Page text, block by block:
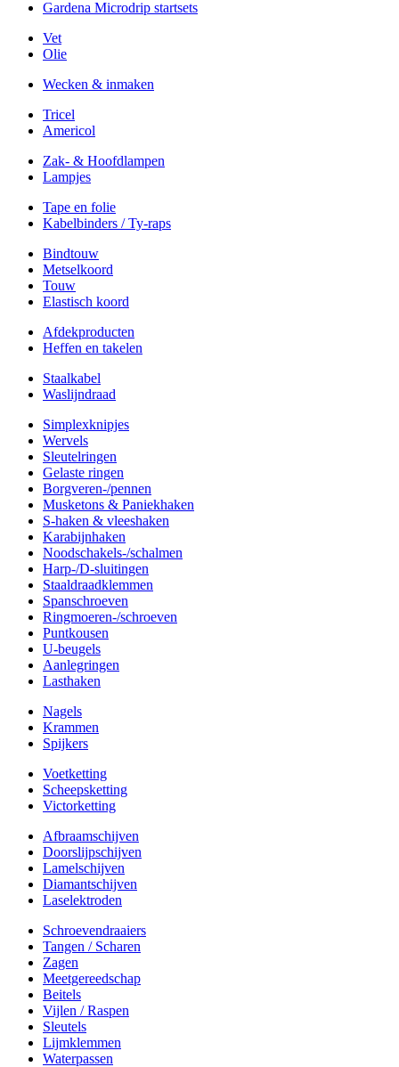
Gardena Microdrip startsets
Vet
Olie
Wecken & inmaken
Tricel
Americol
Zak- & Hoofdlampen
Lampjes
Tape en folie
Kabelbinders / Ty-raps
Bindtouw
Metselkoord
Touw
Elastisch koord
Afdekproducten
Heffen en takelen
Staalkabel
Waslijndraad
Simplexknipjes
Wervels
Sleutelringen
Gelaste ringen
Borgveren-/pennen
Musketons & Paniekhaken
S-haken & vleeshaken
Karabijnhaken
Noodschakels-/schalmen
Harp-/D-sluitingen
Staaldraadklemmen
Spanschroeven
Ringmoeren-/schroeven
Puntkousen
U-beugels
Aanlegringen
Lasthaken
Nagels
Krammen
Spijkers
Voetketting
Scheepsketting
Victorketting
Afbraamschijven
Doorslijpschijven
Lamelschijven
Diamantschijven
Laselektroden
Schroevendraaiers
Tangen / Scharen
Zagen
Meetgereedschap
Beitels
Vijlen / Raspen
Sleutels
Lijmklemmen
Waterpassen